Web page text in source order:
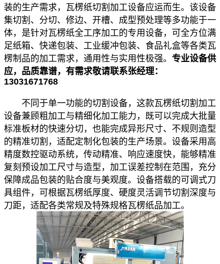
装的生产需求，瓦楞纸切割加工设备应运而生。该设备
集切割、分切、修边、开槽、成型预处理等多功能于一
体，是针对瓦楞纸全工序加工的专用设备，可全方位满
足纸箱、快递包装、工业缓冲包装、食品礼盒等各类瓦
楞制品的加工需求，通用性与实用性极强。 专业设备供
应，品质靠谱，有需求敬请联系张经理：
13031671768
不同于单一功能的切割设备，这款瓦楞纸切割加工
设备兼顾粗加工与精细化加工能力，既可以完成大批量
标准板材的快速分切，也能完成异形尺寸、不规则造型
的精准切割，适配定制化包装的生产场景。设备采用高
精度数控驱动系统，传动精准、响应速度快，能够精准
复刻预设加工尺寸与造型，加工误差控制在范围，充分
保障成品包装的贴合度与美观度。设备搭载的可调式刀
具组件，可根据瓦楞纸厚度、硬度灵活调节切割深度与
刀距，适配各类常规及特殊规格瓦楞纸品加工。